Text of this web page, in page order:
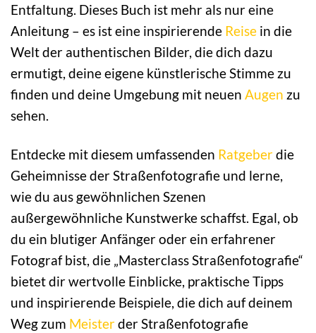
Entfaltung. Dieses Buch ist mehr als nur eine
Anleitung – es ist eine inspirierende Reise in die
Welt der authentischen Bilder, die dich dazu
ermutigt, deine eigene künstlerische Stimme zu
finden und deine Umgebung mit neuen Augen zu
sehen.
Entdecke mit diesem umfassenden Ratgeberdie
Geheimnisse der Straßenfotografie und lerne,
wie du aus gewöhnlichen Szenen
außergewöhnliche Kunstwerke schaffst. Egal, ob
du ein blutiger Anfänger oder ein erfahrener
Fotograf bist, die „Masterclass Straßenfotografie“
bietet dir wertvolle Einblicke, praktische Tipps
und inspirierende Beispiele, die dich auf deinem
Weg zum Meisterder Straßenfotografie